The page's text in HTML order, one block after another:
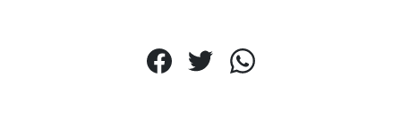
l'utilisation de notre site avec nos partenaires de